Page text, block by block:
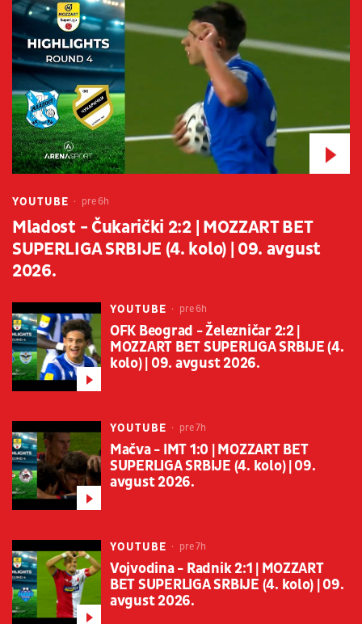
YOUTUBE pre 6h
Mladost - Čukarički 2:2 | MOZZART BET
SUPERLIGA SRBIJE (4. kolo) | 09. avgust
2026.
YOUTUBE pre 6h
OFK Beograd - Železničar 2:2 |
MOZZART BET SUPERLIGA SRBIJE (4.
kolo) | 09. avgust 2026.
YOUTUBE pre 7h
Mačva - IMT 1:0 | MOZZART BET
SUPERLIGA SRBIJE (4. kolo) | 09.
avgust 2026.
YOUTUBE pre 7h
Vojvodina - Radnik 2:1 | MOZZART
BET SUPERLIGA SRBIJE (4. kolo) | 09.
avgust 2026.